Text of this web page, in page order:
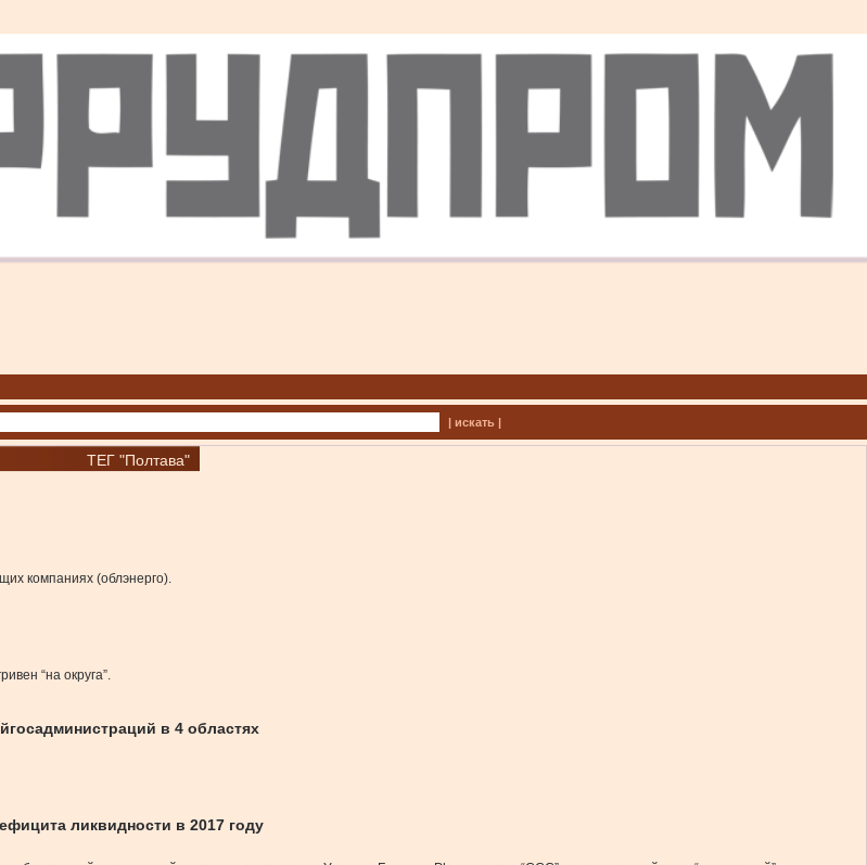
| искать |
ТЕГ "Полтава"
компаниях (облэнерго).
“на округа”.
в 4 областях
ликвидности в 2017 году